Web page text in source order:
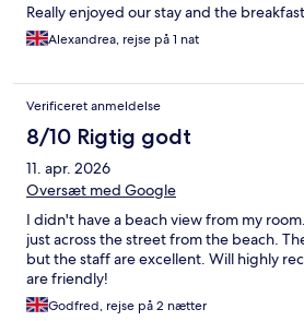
Really enjoyed our stay and the
Alexandrea, rejse på 1 nat
Verificeret anmeldelse
8/10 Rigtig godt
11. apr. 2026
Oversæt med Google
I didn't have a beach view from my
just across the street from the beach.
but the staff are excellent. Will highly
are friendly!
Godfred, rejse på 2 nætter